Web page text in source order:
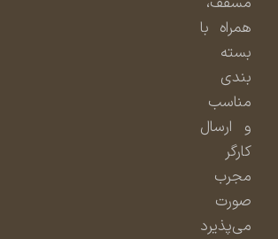
همراه با
بسته
بندی
مناسب
و ارسال
مجرب
صورت
می‌پذیرد